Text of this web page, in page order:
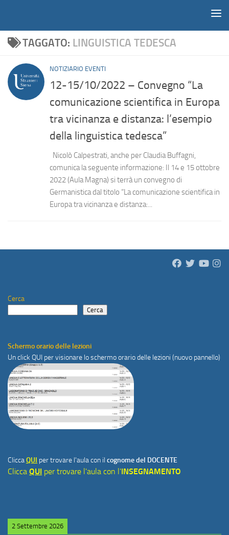
TAGGATO: LINGUISTICA TEDESCA
NOTIZIARIO EVENTI
12-15/10/2022 – Convegno “La
comunicazione scientifica in Europa
tra vicinanza e distanza: l’esempio
della linguistica tedesca”
Nicolò Calpestrati, anche per Claudia Buffagni,
comunica la seguente informazione: Il 14 e 15 ottobre
2022 (Aula Magna) si terrà un convegno di
Germanistica dal titolo “La comunicazione scientifica in
Europa tra vicinanza e distanza:...
Cerca
Cerca
Schermo orario delle lezioni
Un click QUI per visionare lo schermo orario delle lezioni (nuovo pannello)
CliccaQUI per trovare l'aula con il cognome del DOCENTE
Clicca QUI per trovare l'aula con l'INSEGNAMENTO
2 Settembre 2026